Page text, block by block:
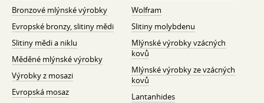
Bronzové mlýnské výrobky
Evropské bronzy, slitiny mědi
Slitiny mědi a niklu
Měděné mlýnské výrobky
Výrobky z mosazi
Evropská mosaz
Wolfram
Slitiny molybdenu
Mlýnské výrobky vzácných
kovů
Mlýnské výrobky ze vzácných
kovů
Lantanhides